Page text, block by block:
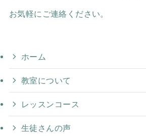
お気軽にご連絡ください。
ホーム
教室について
レッスンコース
生徒さんの声